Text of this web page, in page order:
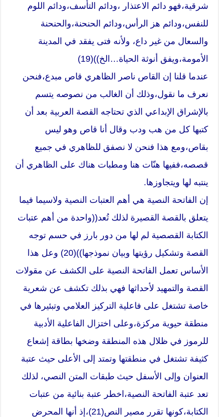
شرقية،فهو دائم الاعتذار ،ودائم التأسف،ودائم اللوم
للنفس،ودائم هز الرأس،ودائم الحنحنة،والحنحنة
والسعال من غير داع، ولأنه فتى يفقد في المدينة
الأمومة،ويفق أنوثة الحياة…الخ))(19)
عندما قلنا إن القاص ناصر الظاهري قاص مبدع،فنحن
نعرف ما نقول،وذلك أن الغالب من نصوصه يتسم
بالإشراق الإبداعي الذي تحتاجه القصة العربية بعد أن
كتبها كل من هب ودب وقال أنا قاص وهو ليس
بقاص،ومع هذا فنحن لا نصفق للظاهري في جميع
قصصه،ففيها هنّات هنا ومطبات هناك على الظاهري أن
ينتبه لها ويتجاوزها.
إن الفاتحة النصية هي أهم العتبات النصية ولاسيما فيما
يتعلق بالقصة القصيرة لذلك تُعد((واحدة من أهم عتبات
الكتابة القصصية لم لها من دور بارز في حسم توجه
القصة وتشكيل رؤيتها وبيان نموذجها))(20) وعل هذا
الأساس تعمل الفاتحة النصية على الكشف عن مقولات
القصة والتمهيد لأحداثها فهي بذلك تكشف عن شعرية
خاصة تشتغل على فاعلية التركيز العلامي وتبئيرها في
منطقة حيوية مركزة،وعلى اختزال الفاعلية الأدبية
للرموز في ظلال هذه المنطقة وضخها بطاقة إشعاع
كثيفة تشتغل في منطقتها وتمتد إلى الأعلى حيث عتبة
العنوان وإلى الأسفل حيث طبقات المتن النصي، لذلك
تعد عتبة الفاتحة النصية،اخطر عتبة بنائية من عتبات
الكتابة،كونها تقرر مصير النص(21)،إذ أنها المحرض